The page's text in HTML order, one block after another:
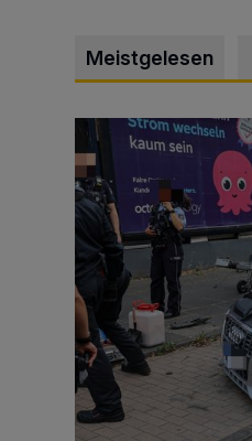
Meistgelesen
Schwerer Unfall mit